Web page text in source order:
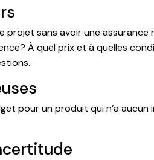
projet sans avoir une
À quel prix et à quelles
pour un produit qui n’a